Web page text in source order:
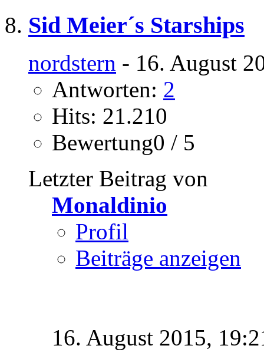
Sid Meier´s Starships
nordstern - 16. August
Antworten: 2
Hits: 21.210
Bewertung0 / 5
Letzter Beitrag von
Monaldinio
Profil
Beiträge anzeigen
16. August 2015,